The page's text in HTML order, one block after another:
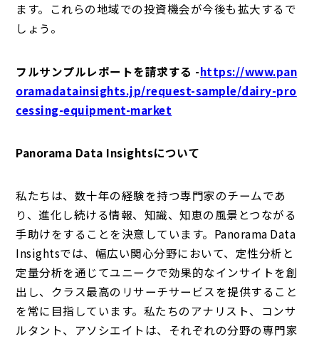
ます。これらの地域での投資機会が今後も拡大するで
しょう。
フルサンプルレポートを請求する -https://www.pan
oramadatainsights.jp/request-sample/dairy-pro
cessing-equipment-market
Panorama Data Insightsについて
私たちは、数十年の経験を持つ専門家のチームであ
り、進化し続ける情報、知識、知恵の風景とつながる
手助けをすることを決意しています。Panorama Data
Insightsでは、幅広い関心分野において、定性分析と
定量分析を通じてユニークで効果的なインサイトを創
出し、クラス最高のリサーチサービスを提供すること
を常に目指しています。私たちのアナリスト、コンサ
ルタント、アソシエイトは、それぞれの分野の専門家